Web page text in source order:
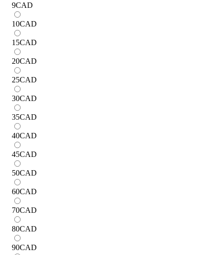
9CAD
10CAD
15CAD
20CAD
25CAD
30CAD
35CAD
40CAD
45CAD
50CAD
60CAD
70CAD
80CAD
90CAD